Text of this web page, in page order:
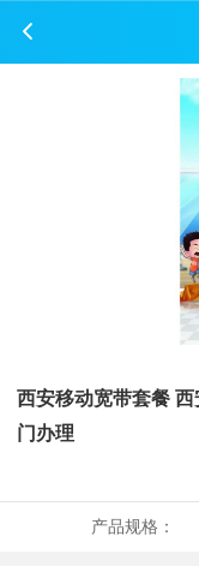
西安移动宽带套餐
门办理
产品规格：